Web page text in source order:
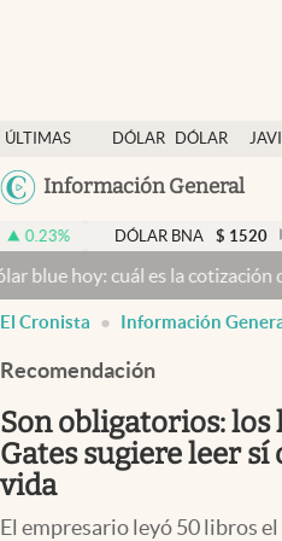
ÚLTIMAS
NOTICIAS
DÓLAR
DÓLAR
Información General
Dólar
Members
Economía y Política
Finanzas y Mercados
Mercados Online
Negocios
Columnistas
Otras secciones
DÓLAR BNA $ 1520 0.00%
cuál es la cotización del viernes
El Cronista Información
Recomendación
Son obligatorios: los
Gates sugiere leer sí
vida
El empresario leyó 50 libros